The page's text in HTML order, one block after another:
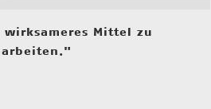
Mittel zu